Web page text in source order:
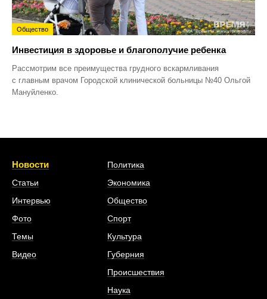
Общество
Инвестиция в здоровье и благополучие ребенка
Рассмотрим все преимущества грудного вскармливания
с главным врачом Городской клинической больницы №40 Ольгой
Мануйленко.
Новости
Статьи
Интервью
Фото
Темы
Видео
Политика
Экономика
Общество
Спорт
Культура
Губерния
Происшествия
Наука